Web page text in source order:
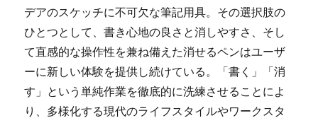
デアのスケッチに不可欠な筆記用具。その選択肢の
ひとつとして、書き心地の良さと消しやすさ、そし
て直感的な操作性を兼ね備えた消せるペンはユーザ
ーに新しい体験を提供し続けている。「書く」「消
す」という単純作業を徹底的に洗練させることによ
り、多様化する現代のライフスタイルやワークスタ